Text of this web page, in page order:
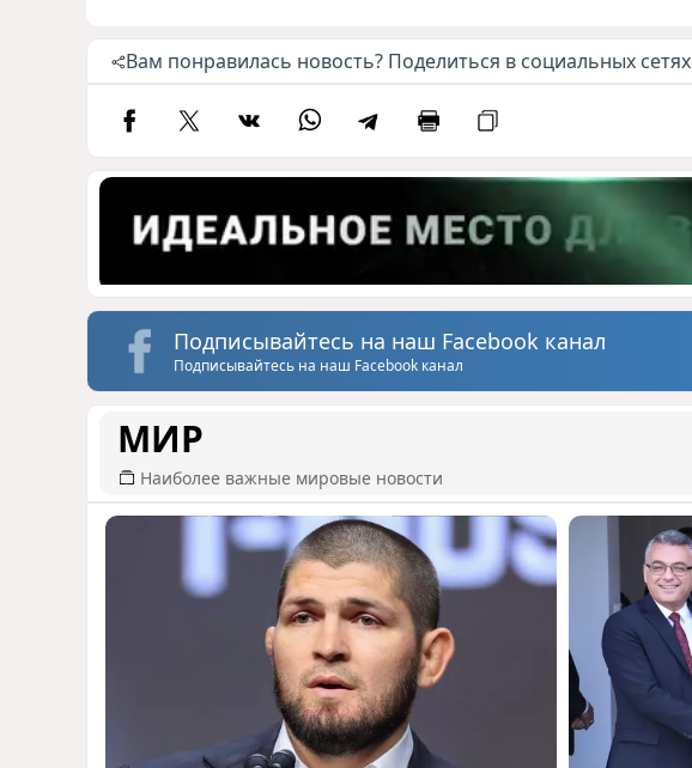
Вам понравилась новость? Поделиться в социальных сетях
Подписывайтесь на наш Facebook канал
Подписывайтесь на наш Facebook канал
МИР
Наиболее важные мировые новости